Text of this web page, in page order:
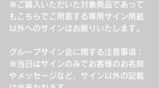
※ご購入いただいた対象商品であって
もこちらでご用意する専用サイン用紙
以外へのサインはお断りいたします。
グループサイン会に関する注意事項：
※当日はサインのみでお客様のお名前
やメッセージなど、サイン以外の記載